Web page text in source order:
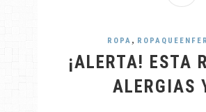
ROPA ,
¡ALERTA! ESTA
ALERGIAS